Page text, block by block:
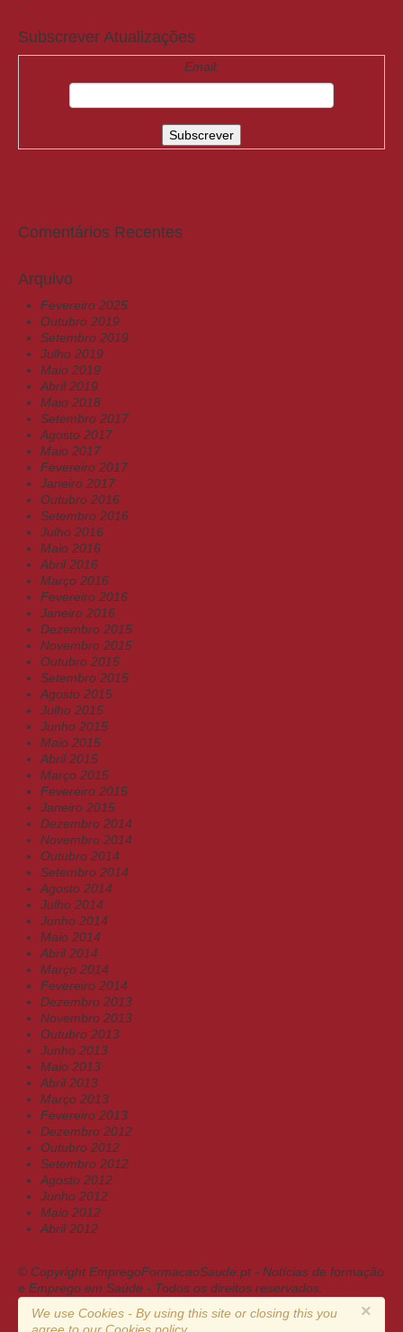
Subscrever Atualizações
Email:
Comentários Recentes
Arquivo
Fevereiro 2025
Outubro 2019
Setembro 2019
Julho 2019
Maio 2019
Abril 2019
Maio 2018
Setembro 2017
Agosto 2017
Maio 2017
Fevereiro 2017
Janeiro 2017
Outubro 2016
Setembro 2016
Julho 2016
Maio 2016
Abril 2016
Março 2016
Fevereiro 2016
Janeiro 2016
Dezembro 2015
Novembro 2015
Outubro 2015
Setembro 2015
Agosto 2015
Julho 2015
Junho 2015
Maio 2015
Abril 2015
Março 2015
Fevereiro 2015
Janeiro 2015
Dezembro 2014
Novembro 2014
Outubro 2014
Setembro 2014
Agosto 2014
Julho 2014
Junho 2014
Maio 2014
Abril 2014
Março 2014
Fevereiro 2014
Dezembro 2013
Novembro 2013
Outubro 2013
Junho 2013
Maio 2013
Abril 2013
Março 2013
Fevereiro 2013
Dezembro 2012
Outubro 2012
Setembro 2012
Agosto 2012
Junho 2012
Maio 2012
Abril 2012
© Copyright EmpregoFormacaoSaude.pt - Notícias de formação
e Emprego em Saúde - Todos os direitos reservados.
×
We use Cookies - By using this site or closing this you